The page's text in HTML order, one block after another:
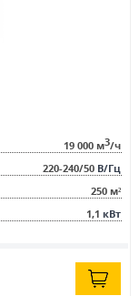
19 000м3/ч
220-240/50 В/Гц
250 м²
1,1 кВт